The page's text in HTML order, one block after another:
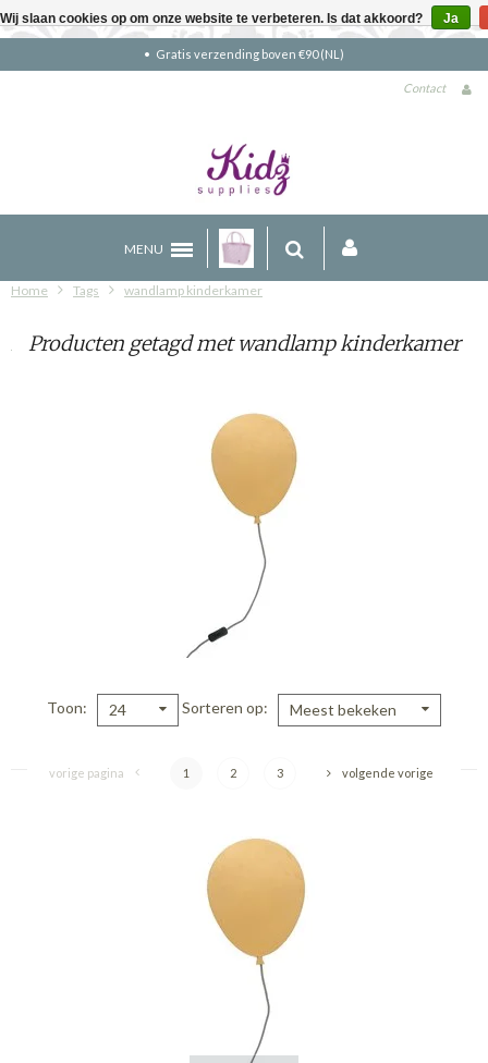
Gratis verzending boven €90 (NL)
Contact
MENU
Home Tags wandlamp kinderkamer
Producten getagd met wandlamp kinderkamer
Toon 24 Sorteren op Meest bekeken
vorige pagina 1 2 3 volgende vorige
Wij slaan cookies op om onze website te verbeteren. Is dat akkoord? Ja